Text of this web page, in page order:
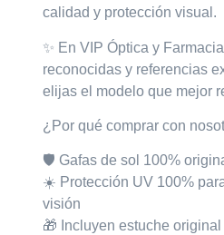
calidad y protección visual.
✨ En VIP Óptica y Farmacia
reconocidas y referencias
elijas el modelo que mejor
¿Por qué comprar con
🛡️ Gafas de sol 100%
☀️ Protección UV 100%
visión
🎁 Incluyenestuche original